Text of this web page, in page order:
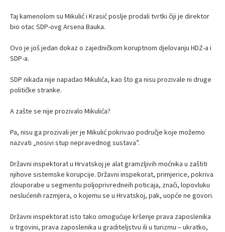
Taj kamenolom su Mikulić i Krasić poslje prodali tvrtki čiji je direktor
bio otac SDP-ovg Arsena Bauka.
Ovo je još jedan dokaz o zajedničkom koruptnom djelovanju HDZ-a i
SDP-a.
SDP nikada nije napadao Mikulića, kao što ga nisu prozivale ni druge
političke stranke.
A zašte se nije prozivalo Mikulića?
Pa, nisu ga prozivali jer je Mikulić pokrivao područje koje možemo
nazvati „nosivi stup nepravednog sustava”.
Državni inspektorat u Hrvatskoj je alat gramzljivih moćnika u zaštiti
njihove sistemske korupcije. Državni inspekorat, primjerice, pokriva
zlouporabe u segmentu poljoprivredneih poticaja, znači, lopovluku
neslućenih razmjera, o kojemu se u Hrvatskoj, pak, uopće ne govori.
Državni inspektorat isto tako omogućuje kršenje prava zaposlenika
u trgovini, prava zaposlenika u graditeljstvu ili u turizmu – ukratko,